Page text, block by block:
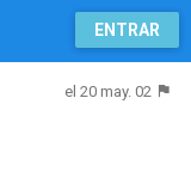
ENTRAR
el 20 may. 02